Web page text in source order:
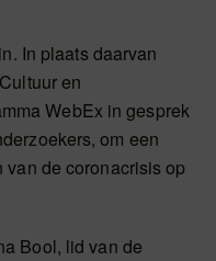
In plaats daarvan
en
WebEx in gesprek
om een
de coronacrisis op
Bool, lid van de